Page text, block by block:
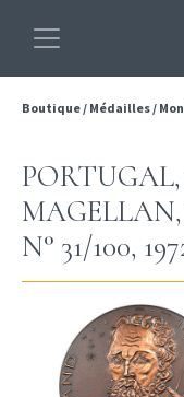
Boutique/ Médailles/
MAGELLAN,
N° 31/100,